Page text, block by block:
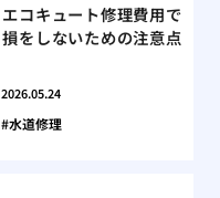
エコキュート修理費用で
損をしないための注意点
2026.05.24
水道修理